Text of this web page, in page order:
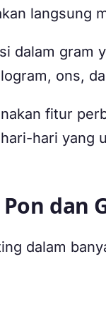
langsung
dalam gram
ons,
fitur
hari yang
dan
dalam